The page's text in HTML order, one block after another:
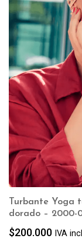
Turbante Yoga
dorado – 2000-
$200.000 IVA